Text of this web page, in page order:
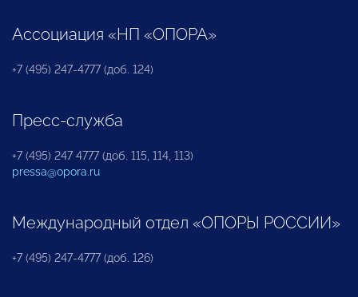
Ассоциация «НП «ОПОРА»
+7 (495) 247-4777 (доб. 124)
Пресс-служба
+7 (495) 247 4777 (доб. 115, 114, 113)
pressa@opora.ru
Международный отдел «ОПОРЫ РОССИИ»
+7 (495) 247-4777 (доб. 126)